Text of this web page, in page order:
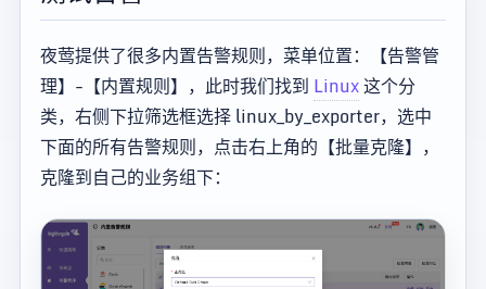
夜莺提供了很多内置告警规则，菜单位置：【告警管
理】-【内置规则】，此时我们找到 Linux这个分
类，右侧下拉筛选框选择 linux_by_exporter，选中
下面的所有告警规则，点击右上角的【批量克隆】，
克隆到自己的业务组下：